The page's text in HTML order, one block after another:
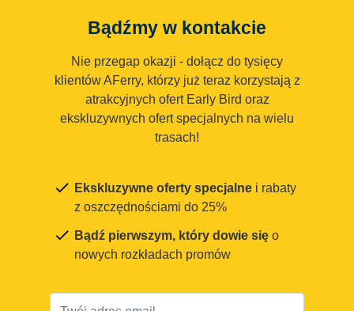
Bądźmy w kontakcie
Nie przegap okazji - dołącz do tysięcy
klientów AFerry, którzy już teraz korzystają z
atrakcyjnych ofert Early Bird oraz
ekskluzywnych ofert specjalnych na wielu
trasach!
Ekskluzywne oferty specjalne i rabaty
z oszczędnościami do 25%
Bądź pierwszym, który dowie się o
nowych rozkładach promów